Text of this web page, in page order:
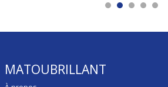
MATOUBRILLANT